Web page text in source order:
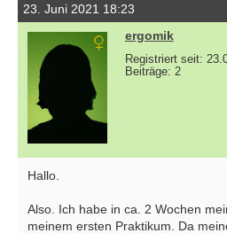
23. Juni 2021 18:23
ergomik
Registriert seit:
Beiträge: 2
Hallo.
Also. Ich habe in ca. 2 Wochen
meinem ersten Praktikum. Da